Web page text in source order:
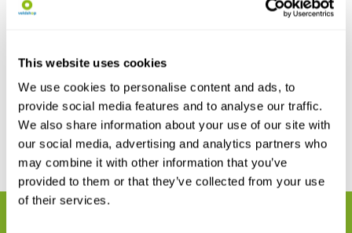
This website uses cookies
We use cookies to personalise content and ads, to
provide social media features and to analyse our traffic.
We also share information about your use of our site with
our social media, advertising and analytics partners who
may combine it with other information that you’ve
provided to them or that they’ve collected from your use
of their services.
Reviews
Delen